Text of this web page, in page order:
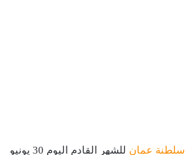
سلطنة عمان
للشهر القادم اليوم 30 يونيو